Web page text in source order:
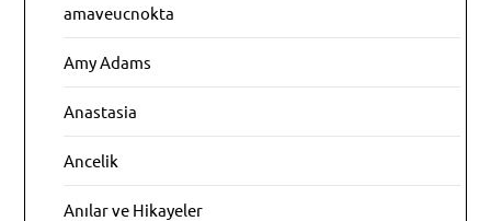
amaveucnokta
Amy Adams
Anastasia
Ancelik
Anılar ve Hikayeler